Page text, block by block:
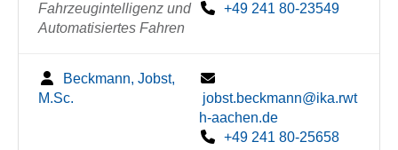
Fahrzeugintelligenz und
Automatisiertes Fahren
+49 241 80-23549
Beckmann, Jobst,
M.Sc.
jobst.beckmann@ika.rwt
h-aachen.de
+49 241 80-25658